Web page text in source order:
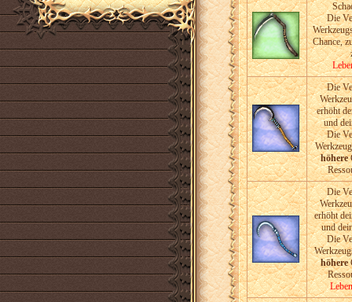
Die
Chance,
Die
erhöht
und
Die
höhere
Die
erhöht
und
Die
höhere